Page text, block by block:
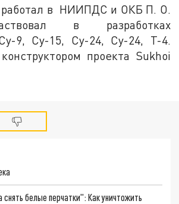
в НИИПДС и ОКБ П. О.
в разработках
9, Су-15, Су-24, Су-24, Т-4.
проекта Sukhoi
снять белые перчатки": Как уничтожить